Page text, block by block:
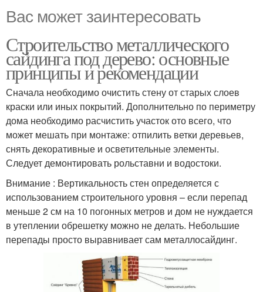
Вас может заинтересовать
Строительство металлического
сайдинга под дерево: основные
принципы и рекомендации
Сначала необходимо очистить стену от старых слоев
краски или иных покрытий. Дополнительно по периметру
дома необходимо расчистить участок ото всего, что
может мешать при монтаже: отпилить ветки деревьев,
снять декоративные и осветительные элементы.
Следует демонтировать рольставни и водостоки.
Внимание : Вертикальность стен определяется с
использованием строительного уровня – если перепад
меньше 2 см на 10 погонных метров и дом не нуждается
в утеплении обрешетку можно не делать. Небольшие
перепады просто выравнивает сам металлосайдинг.